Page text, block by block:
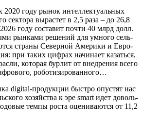
году рынок интел­лек­ту­аль­ных
сек­то­ра вырас­тет в 2,5 раза – до 26,8
году соста­вит почти 40 млрд долл.
рын­ка­ми реше­ний для умно­го сель­
стра­ны Север­ной Аме­ри­ки и Евро­
при таких циф­рах начи­на­ет казать­ся,
кото­рая бур­лит от внед­ре­ния все­го
роботизированного…
digital-про­дук­ции быст­ро опу­стят нас
хозяй­ства к эре smart идет доволь­
тем­пы роста оце­ни­ва­ют­ся от 11,2